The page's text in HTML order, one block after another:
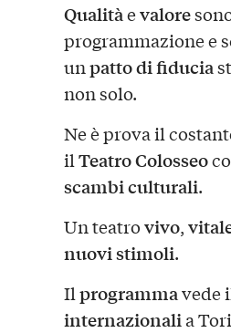
Qualitàevalore
programmazione e
unpatto di fiducia
non solo.
Ne è prova il
ilTeatro Colosseo
scambi culturali.
Un teatrovivo,
nuovistimoli.
Ilprogrammavede
internazionalia